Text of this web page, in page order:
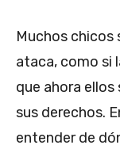
Muchos chicos
ataca, como si
que ahora
sus derechos.
entender de